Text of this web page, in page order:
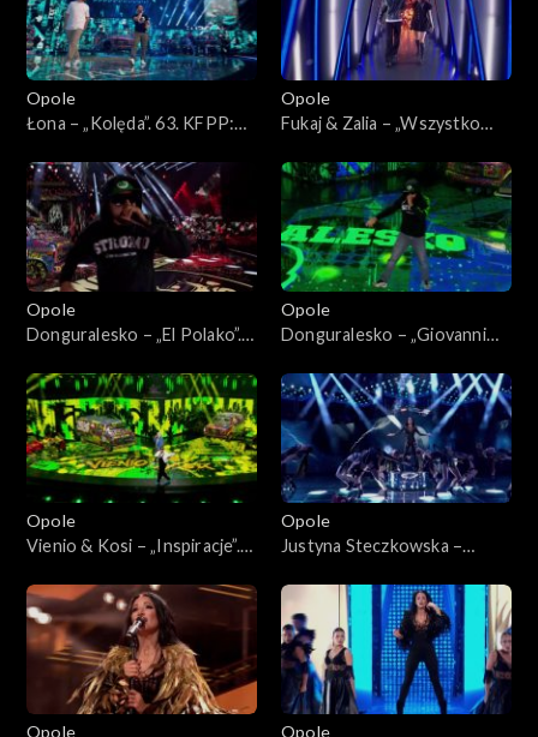
Opole
Łona – „Kolęda”. 63. KFPP:
podwórko 2”
Opole
Fukaj & Zalia – „Wszystko
Koncert „Hip-hop. Jedno
podwórko 2”
Opole
Donguralesko – „El Polako”.
Jedno podwórko 2”
Opole
Donguralesko – „Giovanni
„Hip-hop. Jedno podwórko
Opole
Vienio & Kosi – „Inspiracje”.
Jedno podwórko 2”
Opole
Justyna Steczkowska –
„Premiery”
Opole
Opole